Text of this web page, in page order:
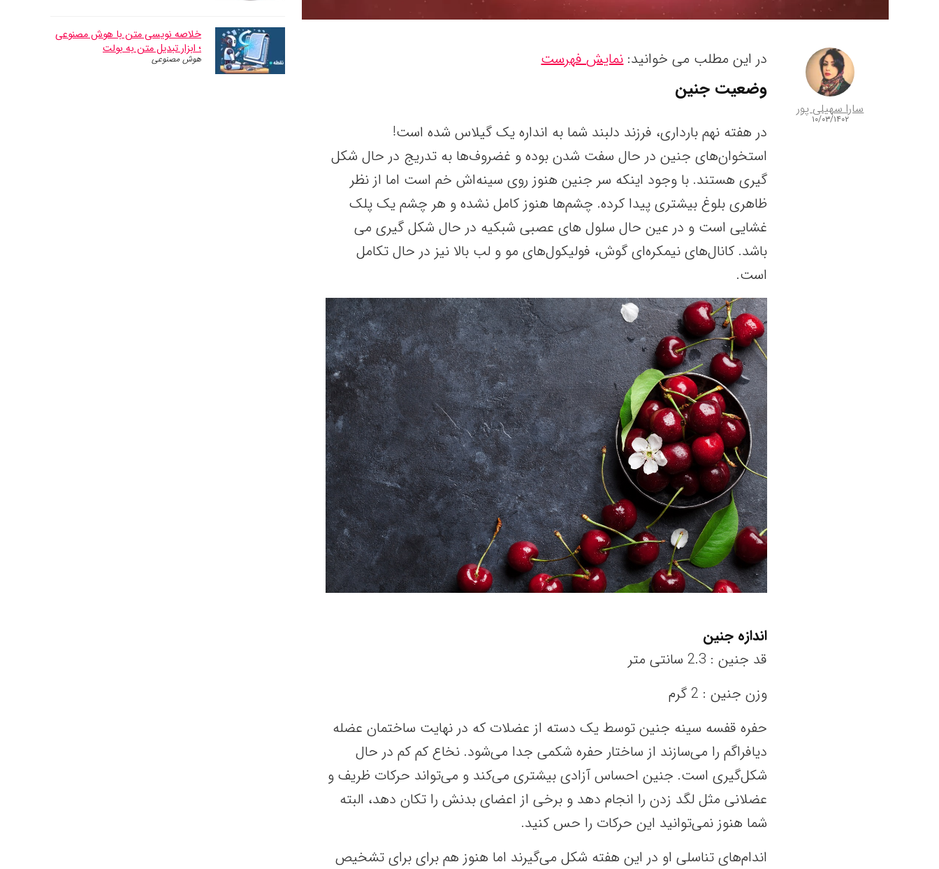
سارا سهیلی پور
۱۰/۰۳/۱۴۰۲
در این مطلب می خوانید: نمایش فهرست
وضعیت جنین
در هفته نهم بارداری، فرزند دلبند شما به انداره یک گیلاس شده است!
استخوان‌های جنین در حال سفت شدن بوده و غضروف‌ها به تدریج در حال شکل
گیری هستند. با وجود اینکه سر جنین هنوز روی سینه‌اش خم است اما از نظر
ظاهری بلوغ بیشتری پیدا کرده. چشم‌ها هنوز کامل نشده و هر چشم یک پلک
غشایی است و در عین حال سلول های عصبی شبکیه در حال شکل گیری می
باشد. کانال‌های نیمکره‌ای گوش، فولیکول‌های مو و لب بالا نیز در حال تکامل
است.
اندازه جنین
قد جنین : 2.3 سانتی متر
وزن جنین : 2 گرم
حفره قفسه سینه جنین توسط یک دسته از عضلات که در نهایت ساختمان عضله
دیافراگم را می‌سازند از ساختار حفره شکمی جدا می‌شود. نخاع کم کم در حال
شکل‌گیری است. جنین احساس آزادی بیشتری می‌کند و می‌تواند حرکات ظریف و
عضلانی مثل لگد زدن را انجام دهد و برخی از اعضای بدنش را تکان دهد، البته
شما هنوز نمی‌توانید این حرکات را حس کنید.
اندام‌های تناسلی او در این هفته شکل می‌گیرند اما هنوز هم برای برای تشخیص
خلاصه نویسی متن با هوش مصنوعی
؛ ابزار تبدیل متن به بولت
هوش مصنوعی